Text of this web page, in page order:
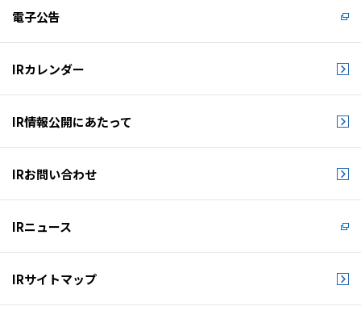
電子公告
IRカレンダー
IR情報公開にあたって
IRお問い合わせ
IRニュース
IRサイトマップ